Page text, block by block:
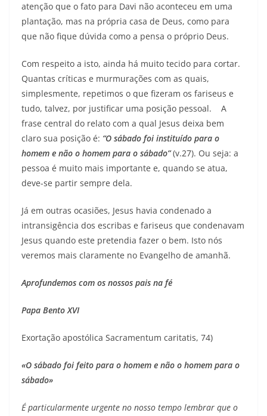
atenção que o fato para Davi não aconteceu em uma
plantação, mas na própria casa de Deus, como para
que não fique dúvida como a pensa o próprio Deus.
Com respeito a isto, ainda há muito tecido para cortar.
Quantas críticas e murmurações com as quais,
simplesmente, repetimos o que fizeram os fariseus e
tudo, talvez, por justificar uma posição pessoal. A
frase central do relato com a qual Jesus deixa bem
claro sua posição é: “O sábado foi instituído para o
homem e não o homem para o sábado”(v.27). Ou seja: a
pessoa é muito mais importante e, quando se atua,
deve-se partir sempre dela.
Já em outras ocasiões, Jesus havia condenado a
intransigência dos escribas e fariseus que condenavam
Jesus quando este pretendia fazer o bem. Isto nós
veremos mais claramente no Evangelho de amanhã.
Aprofundemos com os nossos pais na fé
Papa Bento XVI
Exortação apostólica Sacramentum caritatis, 74)
«O sábado foi feito para o homem e não o homem para o
sábado»
É particularmente urgente no nosso tempo lembrar que o